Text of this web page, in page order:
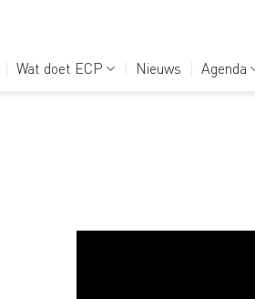
Wat doet ECP Nieuws Agenda